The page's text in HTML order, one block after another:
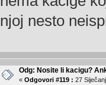
njoj nesto
Odg: Nosite li kacigu?
« Odgovori #119 : 27